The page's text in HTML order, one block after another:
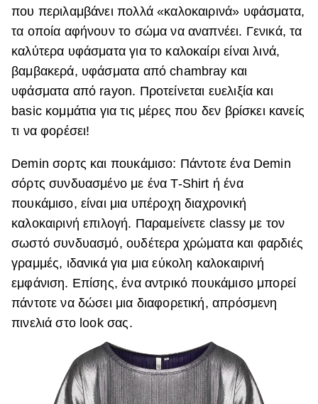
Hautes Grecians
Γάμος
Market News
που περιλαμβάνει πολλά «καλοκαιρινά» υφάσματα,
τα οποία αφήνουν το σώμα να αναπνέει. Γενικά, τα
καλύτερα υφάσματα για το καλοκαίρι είναι λινά,
βαμβακερά, υφάσματα από chambray και
υφάσματα από rayon. Προτείνεται ευελιξία και
basic κομμάτια για τις μέρες που δεν βρίσκει κανείς
τι να φορέσει!
Demin σορτς και πουκάμισο: Πάντοτε ένα Demin
σόρτς συνδυασμένο με ένα T-Shirt ή ένα
πουκάμισο, είναι μια υπέροχη διαχρονική
καλοκαιρινή επιλογή. Παραμείνετε classy με τον
σωστό συνδυασμό, ουδέτερα χρώματα και φαρδιές
γραμμές, ιδανικά για μια εύκολη καλοκαιρινή
εμφάνιση. Επίσης, ένα αντρικό πουκάμισο μπορεί
πάντοτε να δώσει μια διαφορετική, απρόσμενη
πινελιά στο look σας.